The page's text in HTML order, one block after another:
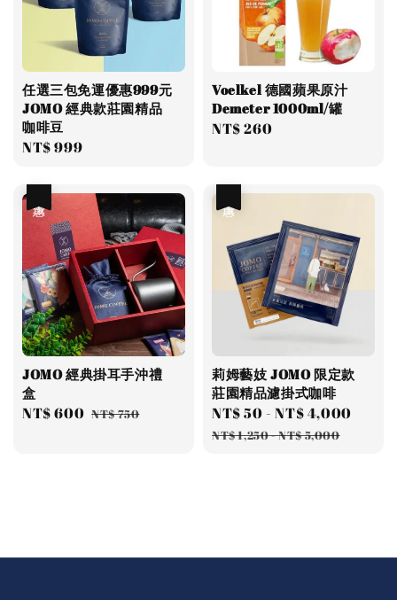
任選三包免運優惠999元
JOMO 經典款莊園精品
咖啡豆
Regular
NT$ 999
Voelkel 德國蘋果原汁
Demeter 1000ml/罐
Regular
NT$ 260
JOMO 經典掛耳手沖禮
盒
Sale
NT$ 600 Regular
NT$ 750
莉姆藝妓 JOMO 限定款
莊園精品濾掛式咖啡
Sale
price
NT$ 50 -NT$ 4,000
NT$ 1,250-NT$ 5,000